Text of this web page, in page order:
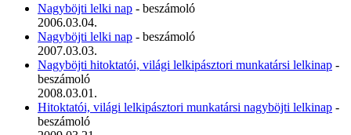
Nagyböjti lelki nap - beszámoló
2006.03.04.
Nagyböjti lelki nap - beszámoló
2007.03.03.
Nagyböjti hitoktatói, világi lelkipásztori munkatársi lelkinap -
beszámoló
2008.03.01.
Hitoktatói, világi lelkipásztori munkatársi nagyböjti lelkinap -
beszámoló